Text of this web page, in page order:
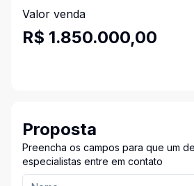
Valor venda
R$ 1.850.000,00
Proposta
Preencha os campos para que um
especialistas entre em contato